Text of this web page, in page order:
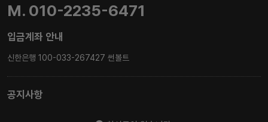
M. 010-2235-6471
입금계좌 안내
신한은행 100-033-267427 썬볼트
공지사항